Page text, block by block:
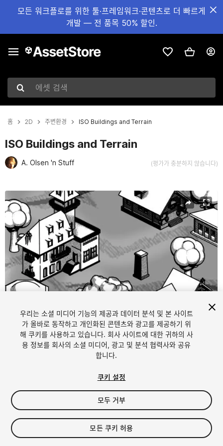
모든 워크플로를 위한 툴·프레임워크·콘텐츠로 더 빠르게
개발 — 전 품목 50% 할인.
에셋 검색
홈 2D 주변환경 ISO Buildings and Terrain
ISO Buildings and Terrain
A. Olsen 'n Stuff (평가가 충분하지 않습니다)
현재 슬라이드: 1 / 16
1 16
$15
우리는 소셜 미디어 기능의 제공과 데이터 분석 및 본 사이트
가 올바로 동작하고 개인화된 콘텐츠와 광고를 제공하기 위
해 쿠키를 사용하고 있습니다. 회사 사이트에 대한 귀하의 사
용 정보를 회사의 소셜 미디어, 광고 및 분석 협력사와 공유
합니다.
쿠키 설정
모두 거부
모든 쿠키 허용